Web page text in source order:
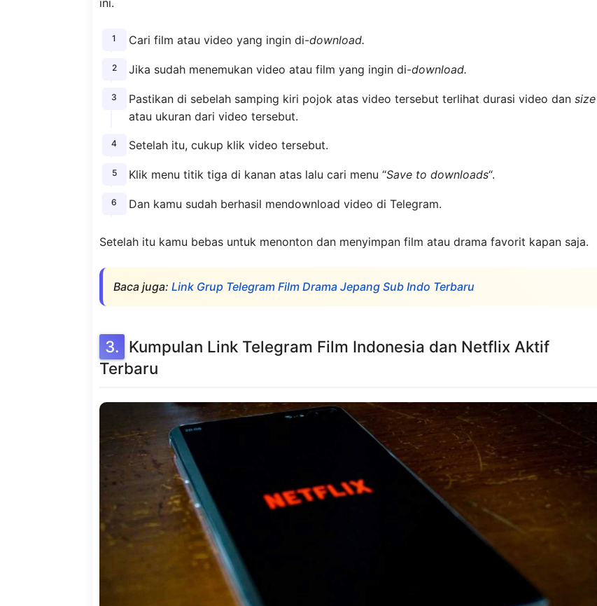
Cari film atau video yang ingin di-download.
Jika sudah menemukan video atau film yang ingin di-download.
Pastikan di sebelah samping kiri pojok atas video tersebut terlihat durasi video dan size
atau ukuran dari video tersebut.
Setelah itu, cukup klik video tersebut.
Klik menu titik tiga di kanan atas lalu cari menu “Save to downloads“.
Dan kamu sudah berhasil mendownload video di Telegram.
Setelah itu kamu bebas untuk menonton dan menyimpan film atau drama favorit kapan saja.
Baca juga: Link Grup Telegram Film Drama Jepang Sub Indo Terbaru
Kumpulan Link Telegram Film Indonesia dan Netflix Aktif
Terbaru